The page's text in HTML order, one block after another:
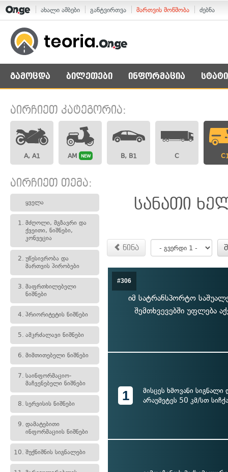
ახალი ამბები განტვირთვა მართვის მოწმობა ძებნა
გამოცდა ბილეთები ინფორმაცია
აირჩიეთ კატეგორია:
A, A1 AM NEW B, B1 C
აირჩიეთ თემა:
ყველა
1. მძღოლი, მგზავრი და
ქვეითი, ნიშნები,
კონვეცია
2. უწესივრობა და
მართვის პირობები
3. მაფრთხილებელი
ნიშნები
4. პრიორიტეტის ნიშნები
5. ამკრძალავი ნიშნები
6. მიმთითებელი ნიშნები
7. საინფორმაციო-
მაჩვენებელი ნიშნები
8. სერვისის ნიშნები
9. დამატებითი
ინფორმაციის ნიშნები
10. შუქნიშნის სიგნალები
სანათი
წინა
#306
იმ სატრანსპორტო
შემთხვევებში უფლება
1
მისცეს ხმოვანი
არაუმეტეს 50 კმ/სთ